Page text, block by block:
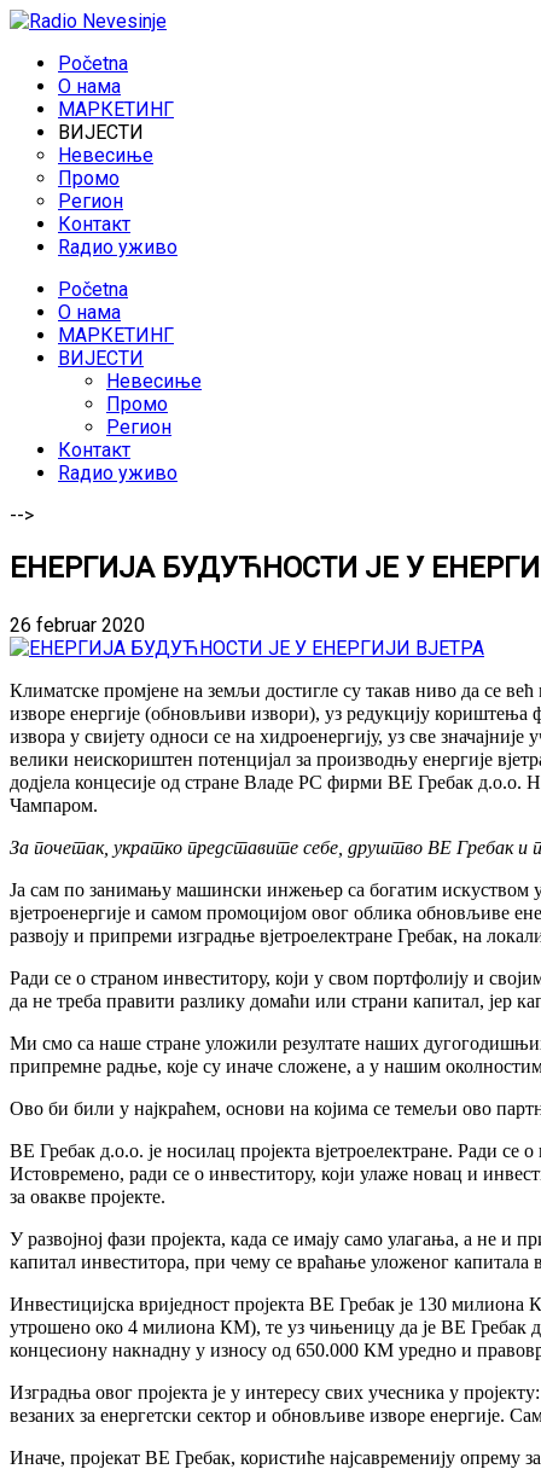
Početna
O нама
МАРКЕТИНГ
ВИЈЕСТИ
Невесиње
Промо
Регион
Контакт
Rадио уживо
Početna
O нама
МАРКЕТИНГ
ВИЈЕСТИ
Невесиње
Промо
Регион
Контакт
Rадио уживо
-->
ЕНЕРГИЈА БУДУЋНОСТИ ЈЕ У
26 februar 2020
Климатске промјене на земљи достигле су такав ниво да се
изворе енергије (обновљиви извори), уз редукцију
извора у свијету односи се на хидроенергију, уз све
велики неискориштен потенцијал за производњу енергије
додјела концесије од стране Владе РС фирми ВЕ Гребак д.о.о.
Чампаром.
За почетак, укратко представите себе, друштво ВЕ Гребак и
Ја сам по занимању машински инжењер са богатим искуством
вјетроенергије и самом промоцијом овог облика обновљиве
развоју и припреми изградње вјетроелектране Гребак, на
Ради се о страном инвеститору, који у свом портфолију и
да не треба правити разлику домаћи или страни капитал, јер
Ми смо са наше стране уложили резултате наших
припремне радње, које су иначе сложене, а у нашим
Ово би били у најкраћем, основи на којима се темељи ово
ВЕ Гребак д.о.о. је носилац пројекта вјетроелектране. Ради се
Истовремено, ради се о инвеститору, који улаже новац и
за овакве пројекте.
У развојној фази пројекта, када се имају само улагања, а не и
капитал инвеститора, при чему се враћање уложеног
Инвестицијска вриједност пројекта ВЕ Гребак је 130
утрошено око 4 милиона КМ), те уз чињеницу да је ВЕ Гребак
концесиону накнадну у износу од 650.000 КМ уредно и
Изградња овог пројекта је у интересу свих учесника у
везаних за енергетски сектор и обновљиве изворе енергије.
Иначе, пројекат ВЕ Гребак, користиће најсавременију опрему